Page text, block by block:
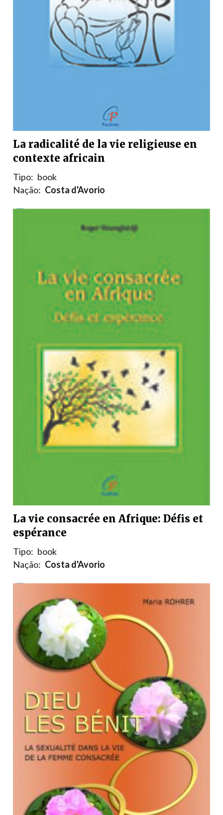
La radicalité de la vie religieuse en
contexte africain
Tipo: book
Nação: Costa d'Avorio
La vie consacrée en Afrique: Défis et
espérance
Tipo: book
Nação: Costa d'Avorio